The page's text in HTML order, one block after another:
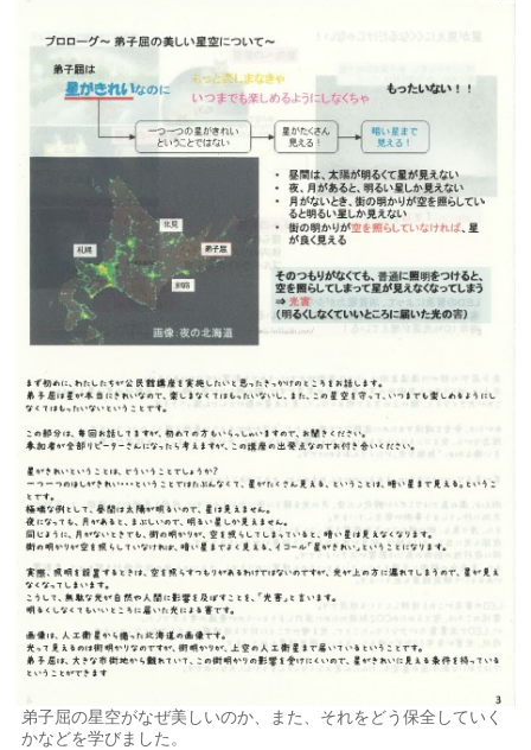
弟子屈の星空がなぜ美しいのか、また、それをどう保全していく
かなどを学びました。